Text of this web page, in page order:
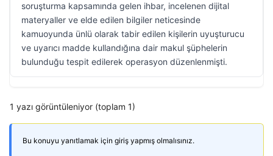
soruşturma kapsamında gelen ihbar, incelenen dijital
materyaller ve elde edilen bilgiler neticesinde
kamuoyunda ünlü olarak tabir edilen kişilerin uyuşturucu
ve uyarıcı madde kullandığına dair makul şüphelerin
bulunduğu tespit edilerek operasyon düzenlenmişti.
1 yazı görüntüleniyor (toplam 1)
Bu konuyu yanıtlamak için giriş yapmış olmalısınız.